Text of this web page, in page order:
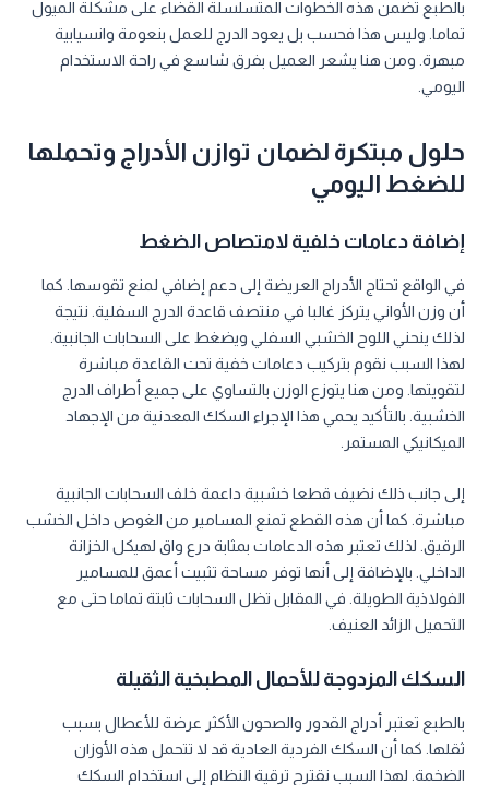
بالطبع تضمن هذه الخطوات المتسلسلة القضاء على مشكلة الميول
تماما. وليس هذا فحسب بل يعود الدرج للعمل بنعومة وانسيابية
مبهرة. ومن هنا يشعر العميل بفرق شاسع في راحة الاستخدام
اليومي.
حلول مبتكرة لضمان توازن الأدراج وتحملها
للضغط اليومي
إضافة دعامات خلفية لامتصاص الضغط
في الواقع تحتاج الأدراج العريضة إلى دعم إضافي لمنع تقوسها. كما
أن وزن الأواني يتركز غالبا في منتصف قاعدة الدرج السفلية. نتيجة
لذلك ينحني اللوح الخشبي السفلي ويضغط على السحابات الجانبية.
لهذا السبب نقوم بتركيب دعامات خفية تحت القاعدة مباشرة
لتقويتها. ومن هنا يتوزع الوزن بالتساوي على جميع أطراف الدرج
الخشبية. بالتأكيد يحمي هذا الإجراء السكك المعدنية من الإجهاد
الميكانيكي المستمر.
إلى جانب ذلك نضيف قطعا خشبية داعمة خلف السحابات الجانبية
مباشرة. كما أن هذه القطع تمنع المسامير من الغوص داخل الخشب
الرقيق. لذلك تعتبر هذه الدعامات بمثابة درع واق لهيكل الخزانة
الداخلي. بالإضافة إلى أنها توفر مساحة تثبيت أعمق للمسامير
الفولاذية الطويلة. في المقابل تظل السحابات ثابتة تماما حتى مع
التحميل الزائد العنيف.
السكك المزدوجة للأحمال المطبخية الثقيلة
بالطبع تعتبر أدراج القدور والصحون الأكثر عرضة للأعطال بسبب
ثقلها. كما أن السكك الفردية العادية قد لا تتحمل هذه الأوزان
الضخمة. لهذا السبب نقترح ترقية النظام إلى استخدام السكك